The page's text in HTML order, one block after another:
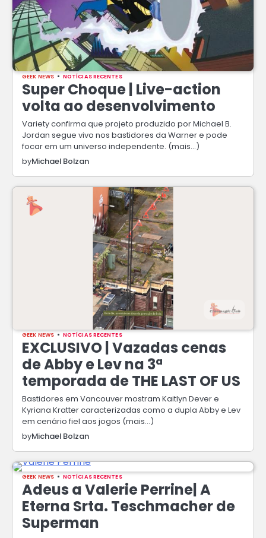
GEEK NEWS NOTÍCIAS RECENTES
Super Choque | Live-action
volta ao desenvolvimento
Variety confirma que projeto produzido por Michael B.
Jordan segue vivo nos bastidores da Warner e pode
focar em um universo independente. (mais…)
byMichael Bolzan
GEEK NEWS NOTÍCIAS RECENTES
EXCLUSIVO | Vazadas cenas
de Abby e Lev na 3ª
temporada de THE LAST OF US
Bastidores em Vancouver mostram Kaitlyn Dever e
Kyriana Kratter caracterizadas como a dupla Abby e Lev
em cenário fiel aos jogos (mais…)
byMichael Bolzan
GEEK NEWS NOTÍCIAS RECENTES
Adeus a Valerie Perrine| A
Eterna Srta. Teschmacher de
Superman